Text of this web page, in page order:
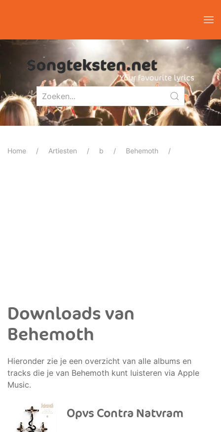
Home Artiesten b Behemoth
Downloads van
Behemoth
Hieronder zie je een overzicht van alle albums en
tracks die je van Behemoth kunt luisteren via Apple
Music.
Opvs Contra Natvram